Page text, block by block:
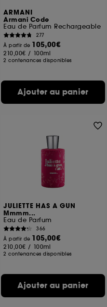
ARMANI
Armani Code
Eau de Parfum Rechargeable
277
À partir de 105,00€
210,00€ / 100ml
2 contenances disponibles
Ajouter au panier
JULIETTE HAS A GUN
Mmmm...
Eau de Parfum
366
À partir de 105,00€
210,00€ / 100ml
2 contenances disponibles
Ajouter au panier